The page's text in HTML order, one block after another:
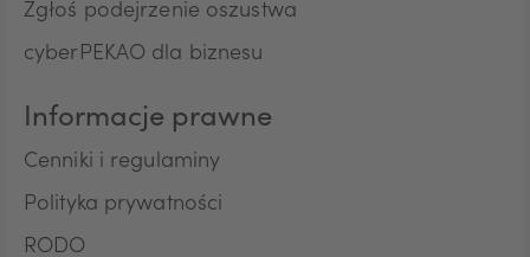
Zgłoś podejrzenie oszustwa
cyberPEKAO dla biznesu
Informacje prawne
Cenniki i regulaminy
Polityka prywatności
RODO